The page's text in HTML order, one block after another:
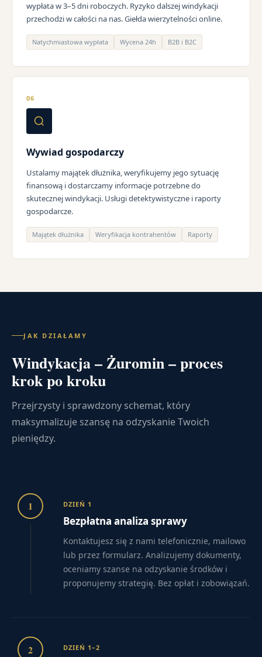
wypłata w 3–5 dni roboczych. Ryzyko dalszej windykacji
przechodzi w całości na nas. Giełda wierzytelności online.
Natychmiastowa wypłata Wycena 24h B2B i B2C
06
Wywiad gospodarczy
Ustalamy majątek dłużnika, weryfikujemy jego sytuację
finansową i dostarczamy informacje potrzebne do
skutecznej windykacji. Usługi detektywistyczne i raporty
gospodarcze.
Majątek dłużnika Weryfikacja kontrahentów Raporty
JAK DZIAŁAMY
Windykacja – Żuromin – proces
krok po kroku
Przejrzysty i sprawdzony schemat, który
maksymalizuje szansę na odzyskanie Twoich
pieniędzy.
1 DZIEŃ 1
Bezpłatna analiza sprawy
Kontaktujesz się z nami telefonicznie, mailowo
lub przez formularz. Analizujemy dokumenty,
oceniamy szanse na odzyskanie środków i
proponujemy strategię. Bez opłat i zobowiązań.
2 DZIEŃ 1–2